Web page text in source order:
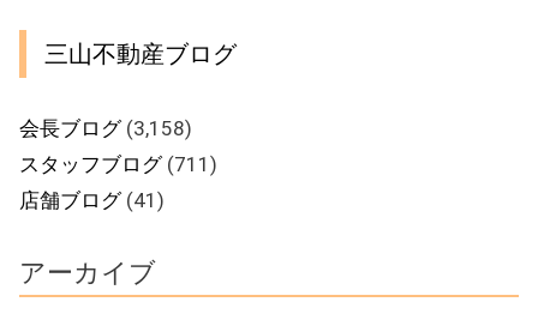
三山不動産ブログ
会長ブログ(3,158)
スタッフブログ(711)
店舗ブログ(41)
アーカイブ